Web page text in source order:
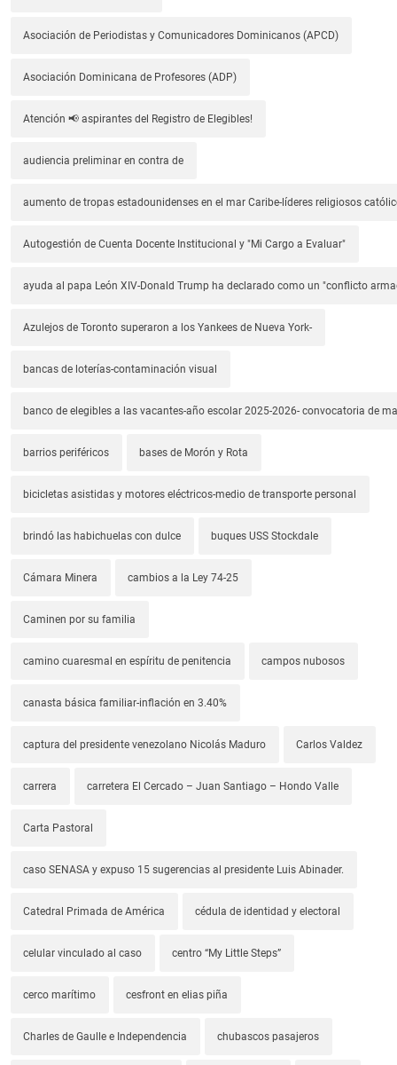
Asociación de Periodistas y Comunicadores Dominicanos (APCD)
Asociación Dominicana de Profesores (ADP)
Atención 📢 aspirantes del Registro de Elegibles!
audiencia preliminar en contra de
aumento de tropas estadounidenses en el mar Caribe-líderes religiosos
Autogestión de Cuenta Docente Institucional y "Mi Cargo a Evaluar"
ayuda al papa León XIV-Donald Trump ha declarado como un "conflicto
Azulejos de Toronto superaron a los Yankees de Nueva York-
bancas de loterías-contaminación visual
banco de elegibles a las vacantes-año escolar 2025-2026- convocatoria de
barrios periféricos bases de Morón y Rota
bicicletas asistidas y motores eléctricos-medio de transporte personal
brindó las habichuelas con dulce buques USS Stockdale
Cámara Minera cambios a la Ley 74-25
Caminen por su familia
camino cuaresmal en espíritu de penitencia campos nubosos
canasta básica familiar-inflación en 3.40%
captura del presidente venezolano Nicolás Maduro Carlos Valdez
carrera carretera El Cercado – Juan Santiago – Hondo Valle
Carta Pastoral
caso SENASA y expuso 15 sugerencias al presidente Luis Abinader.
Catedral Primada de América cédula de identidad y electoral
celular vinculado al caso centro “My Little Steps”
cerco marítimo cesfront en elias piña
Charles de Gaulle e Independencia chubascos pasajeros